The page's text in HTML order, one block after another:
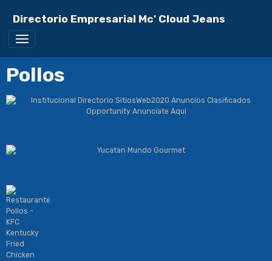
Directorio Empresarial Mc' Cloud Jeans
Pollos